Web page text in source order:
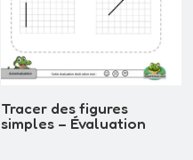
Tracer des figures
simples – Évaluation